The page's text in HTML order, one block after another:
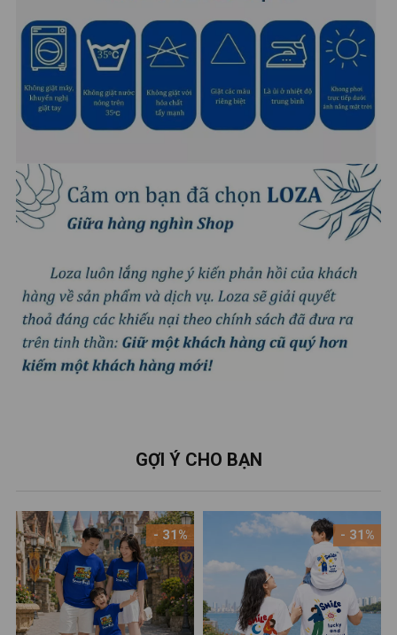
GỢI Ý CHO BẠN
- 31% - 31%